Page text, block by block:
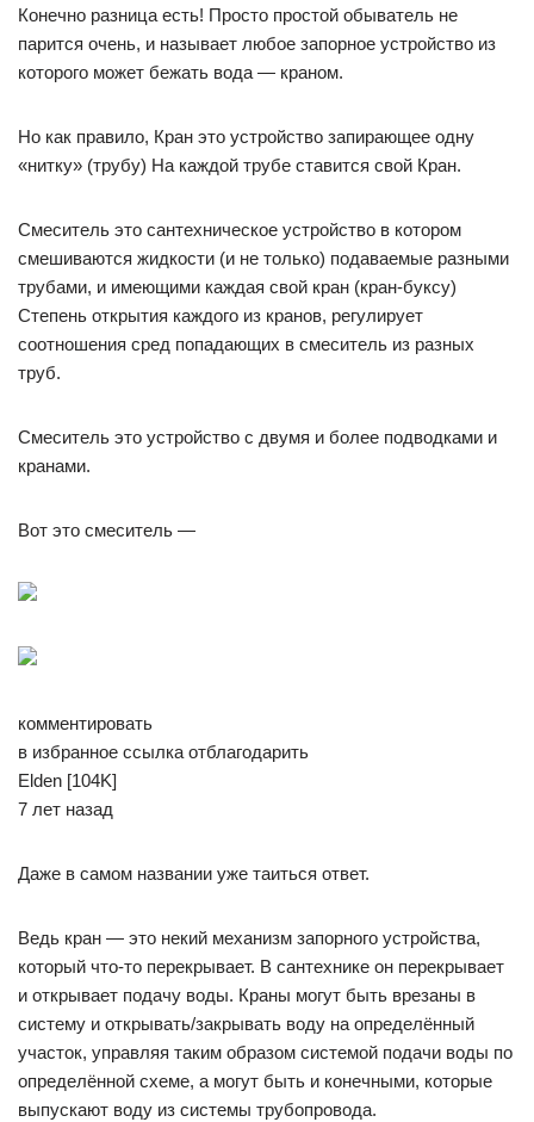
Конечно разница есть! Просто простой обыватель не
парится очень, и называет любое запорное устройство из
которого может бежать вода — краном.
Но как правило, Кран это устройство запирающее одну
«нитку» (трубу) На каждой трубе ставится свой Кран.
Смеситель это сантехническое устройство в котором
смешиваются жидкости (и не только) подаваемые разными
трубами, и имеющими каждая свой кран (кран-буксу)
Степень открытия каждого из кранов, регулирует
соотношения сред попадающих в смеситель из разных
труб.
Смеситель это устройство с двумя и более подводками и
кранами.
Вот это смеситель —
комментировать
в избранное ссылка отблагодарить
Elden [104K]
7 лет назад
Даже в самом названии уже таиться ответ.
Ведь кран — это некий механизм запорного устройства,
который что-то перекрывает. В сантехнике он перекрывает
и открывает подачу воды. Краны могут быть врезаны в
систему и открывать/закрывать воду на определённый
участок, управляя таким образом системой подачи воды по
определённой схеме, а могут быть и конечными, которые
выпускают воду из системы трубопровода.